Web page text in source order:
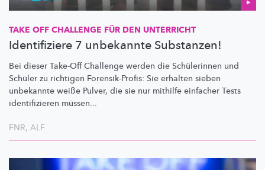
TAKE OFF CHALLENGE FÜR DEN UNTERRICHT
Identifiziere 7 unbekannte Substanzen!
Bei dieser Take-Off Challenge werden die Schülerinnen und
Schüler zu richtigen Forensik-Profis: Sie erhalten sieben
unbekannte weiße Pulver, die sie nur mithilfe einfacher Tests
identifizieren müssen...
FNR, ALF